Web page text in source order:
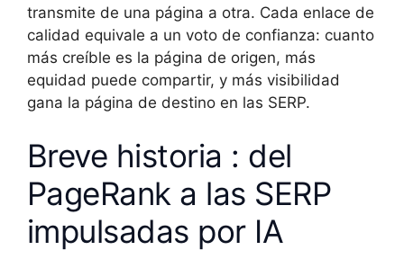
transmite de una página a otra. Cada enlace de
calidad equivale a un voto de confianza: cuanto
más creíble es la página de origen, más
equidad puede compartir, y más visibilidad
gana la página de destino en las SERP.
Breve historia : del
PageRank a las SERP
impulsadas por IA